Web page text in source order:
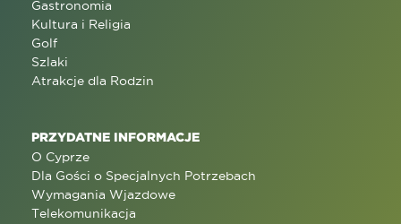
Gastronomia
Kultura i Religia
Golf
Szlaki
Atrakcje dla Rodzin
PRZYDATNE INFORMACJE
O Cyprze
Dla Gości o Specjalnych Potrzebach
Wymagania Wjazdowe
Telekomunikacja